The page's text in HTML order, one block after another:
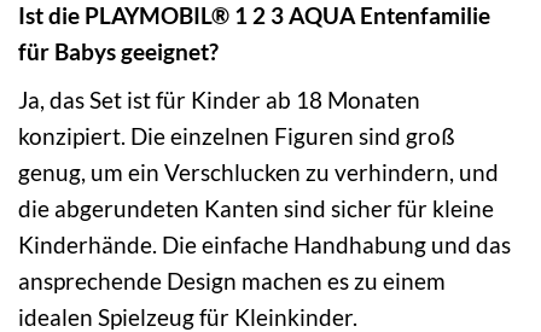
Ist die PLAYMOBIL® 1 2 3 AQUA Entenfamilie
für Babys geeignet?
Ja, das Set ist für Kinder ab 18 Monaten
konzipiert. Die einzelnen Figuren sind groß
genug, um ein Verschlucken zu verhindern, und
die abgerundeten Kanten sind sicher für kleine
Kinderhände. Die einfache Handhabung und das
ansprechende Design machen es zu einem
idealen Spielzeug für Kleinkinder.